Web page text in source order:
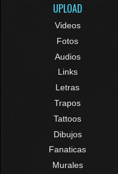
UPLOAD
Videos
Fotos
Audios
Links
Letras
Trapos
Tattoos
Dibujos
Fanaticas
Murales